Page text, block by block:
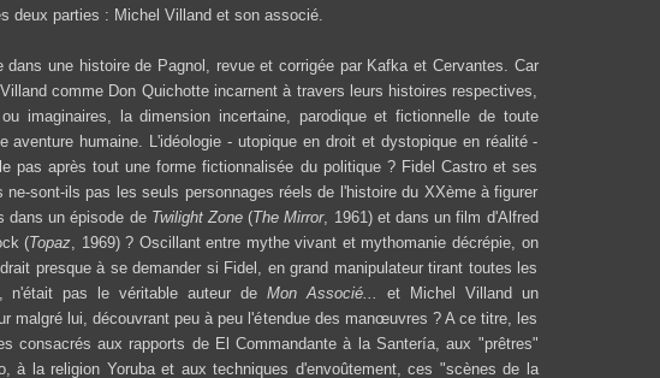
deux parties : Michel Villand et son associé.
dans une histoire de Pagnol, revue et corrigée par Kafka et Cervantes. Car
comme Don Quichotte incarnent à travers leurs histoires respectives,
ou imaginaires, la dimension incertaine, parodique et fictionnelle de toute
aventure humaine. L'idéologie - utopique en droit et dystopique en réalité -
pas après tout une forme fictionnalisée du politique ? Fidel Castro et ses
ne-sont-ils pas les seuls personnages réels de l'histoire du XXème à figurer
dans un épisode de Twilight Zone (The Mirror, 1961) et dans un film d'Alfred
(Topaz, 1969) ? Oscillant entre mythe vivant et mythomanie décrépie, on
presque à se demander si Fidel, en grand manipulateur tirant toutes les
n'était pas le véritable auteur de Mon Associé... et Michel Villand un
malgré lui, découvrant peu à peu l'étendue des manœuvres ? A ce titre, les
consacrés aux rapports de El Commandante à la Santería, aux "prêtres"
à la religion Yoruba et aux techniques d'envoûtement, ces "scènes de la